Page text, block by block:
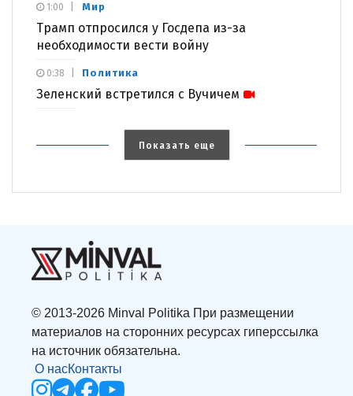
Мир
Трамп отпросился у Госдепа из-за
необходимости вести войну
1:00
Политика
Зеленский встретился с Вучичем
0:38
Показать еще
© 2013-2026 Minval Politika При размещении
материалов на сторонних ресурсах гиперссылка
на источник обязательна.
О насКонтакты